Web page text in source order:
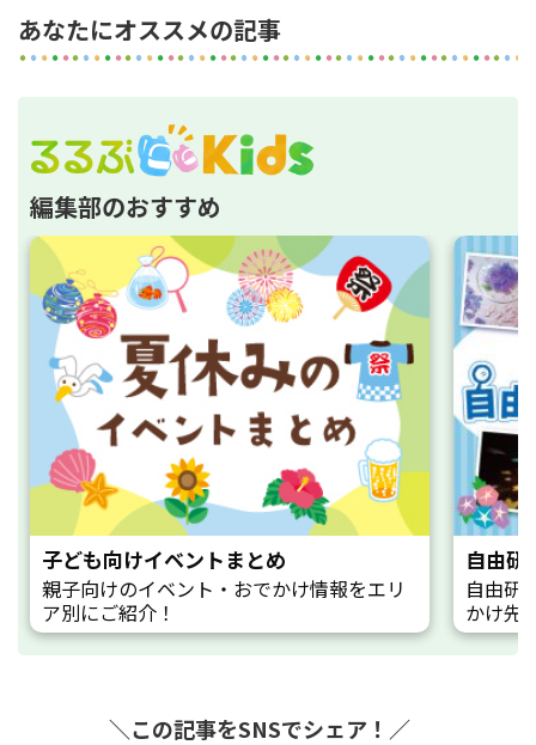
あなたにオススメの記事
編集部のおすすめ
子ども向けイベントまとめ
親子向けのイベント・おでかけ情報をエリ
ア別にご紹介！
自由研
自由研
かけ先
＼この記事をSNSでシェア！／